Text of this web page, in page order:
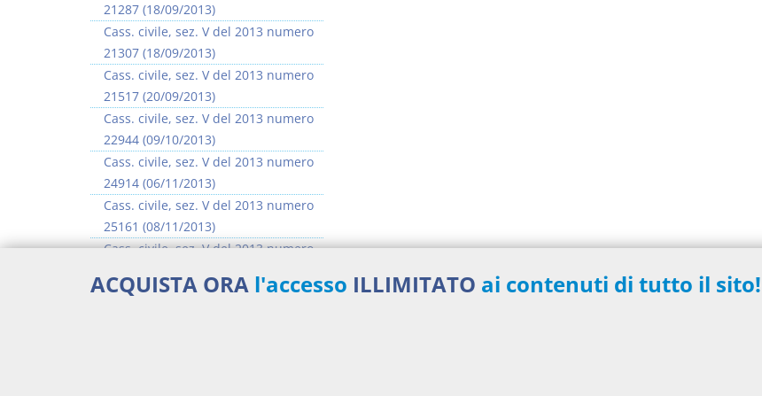
21287 (18/09/2013)
Cass. civile, sez. V del 2013 numero
21307 (18/09/2013)
Cass. civile, sez. V del 2013 numero
21517 (20/09/2013)
Cass. civile, sez. V del 2013 numero
22944 (09/10/2013)
Cass. civile, sez. V del 2013 numero
24914 (06/11/2013)
Cass. civile, sez. V del 2013 numero
25161 (08/11/2013)
Cass. civile, sez. V del 2013 numero
Cass. civile, sez. V del 2013 numero
ACQUISTA ORA l'accesso ILLIMITATO ai contenuti di tutto il sito!